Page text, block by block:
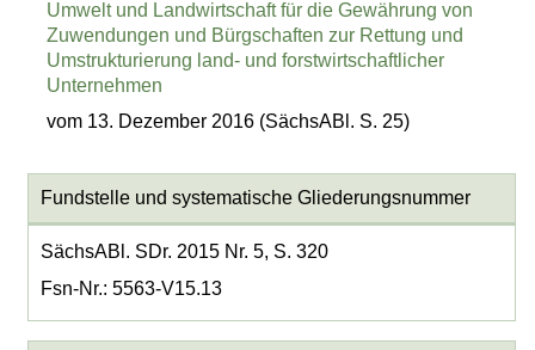
Umwelt und Landwirtschaft für die Gewährung von
Zuwendungen und Bürgschaften zur Rettung und
Umstrukturierung land- und forstwirtschaftlicher
Unternehmen
vom 13. Dezember 2016 (SächsABl. S. 25)
Fundstelle und systematische Gliederungsnummer
SächsABl. SDr. 2015 Nr. 5, S. 320
Fsn-Nr.: 5563-V15.13